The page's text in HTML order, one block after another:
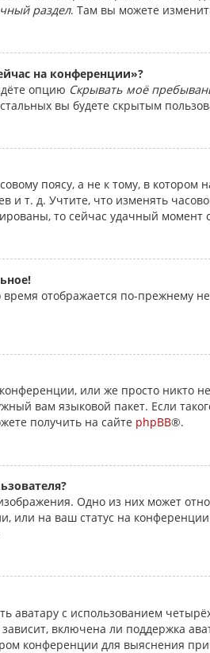
раздел. Там вы можете
на конференции»?
опцию Скрывать моё
вы будете скрытым
поясу, а не к тому, в
и т. д. Учтите, что изменять
то сейчас удачный момент
отображается по-прежнему
или же просто никто
вам языковой пакет. Если
получить на сайте phpBB®.
Одно из них может
или на ваш статус на
аватару с использованием
включена ли поддержка
конференции для выяснения